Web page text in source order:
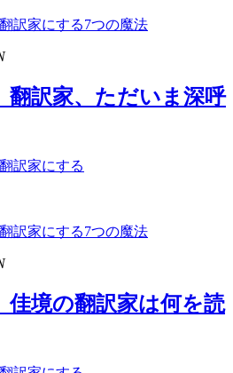
訳家にする7つの魔法
訳家、ただいま深呼
訳家にする
訳家にする7つの魔法
境の翻訳家は何を読